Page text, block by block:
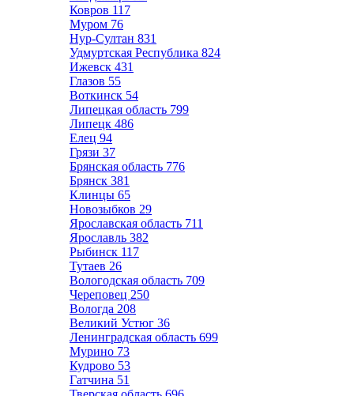
Ковров 117
Муром 76
Нур-Султан 831
Удмуртская Республика 824
Ижевск 431
Глазов 55
Воткинск 54
Липецкая область 799
Липецк 486
Елец 94
Грязи 37
Брянская область 776
Брянск 381
Клинцы 65
Новозыбков 29
Ярославская область 711
Ярославль 382
Рыбинск 117
Тутаев 26
Вологодская область 709
Череповец 250
Вологда 208
Великий Устюг 36
Ленинградская область 699
Мурино 73
Кудрово 53
Гатчина 51